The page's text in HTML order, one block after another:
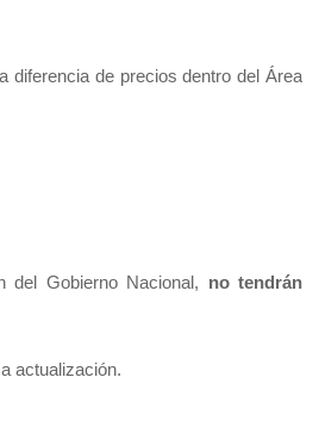
diferencia de precios dentro del Área
del Gobierno Nacional, no tendrán
actualización.